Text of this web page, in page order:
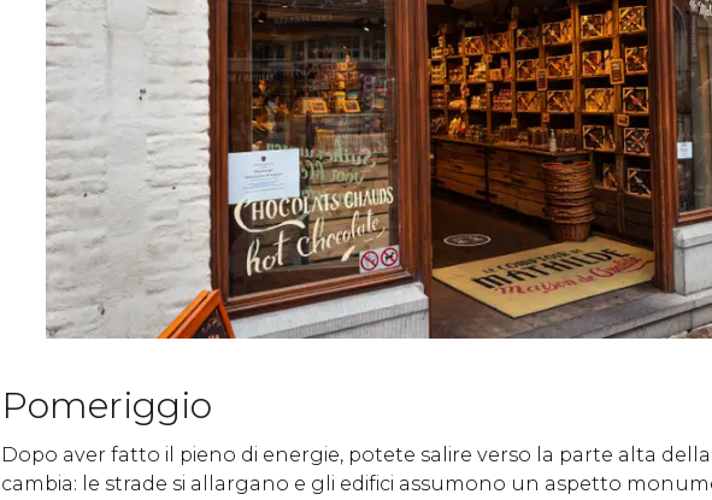
Pomeriggio
Dopo aver fatto il pieno di energie, potete salire verso la parte alta della
cambia: le strade si allargano e gli edifici assumono un aspetto